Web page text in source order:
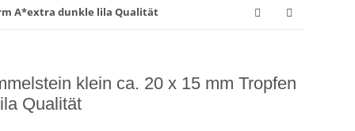
A*extra dunkle lila Qualität
klein ca. 20 x 15 mm Tropfen
Qualität